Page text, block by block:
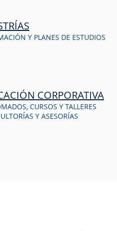
Y PLANES DE ESTUDIOS
CORPORATIVA
CURSOS Y TALLERES
Y ASESORÍAS